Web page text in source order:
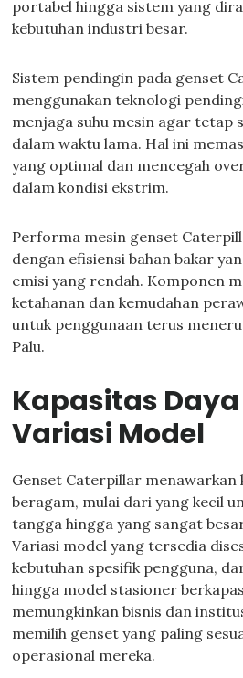
portabel hingga sistem yang
kebutuhan industri besar.
Sistem pendingin pada genset
menggunakan teknologi
menjaga suhu mesin agar tetap
dalam waktu lama. Hal ini
yang optimal dan mencegah
dalam kondisi ekstrim.
Performa mesin genset
dengan efisiensi bahan bakar
emisi yang rendah. Komponen
ketahanan dan kemudahan
untuk penggunaan terus
Palu.
Kapasitas
Variasi Model
Genset Caterpillar menawarkan
beragam, mulai dari yang kecil
tangga hingga yang sangat
Variasi model yang tersedia
kebutuhan spesifik pengguna,
hingga model stasioner
memungkinkan bisnis dan
memilih genset yang paling
operasional mereka.